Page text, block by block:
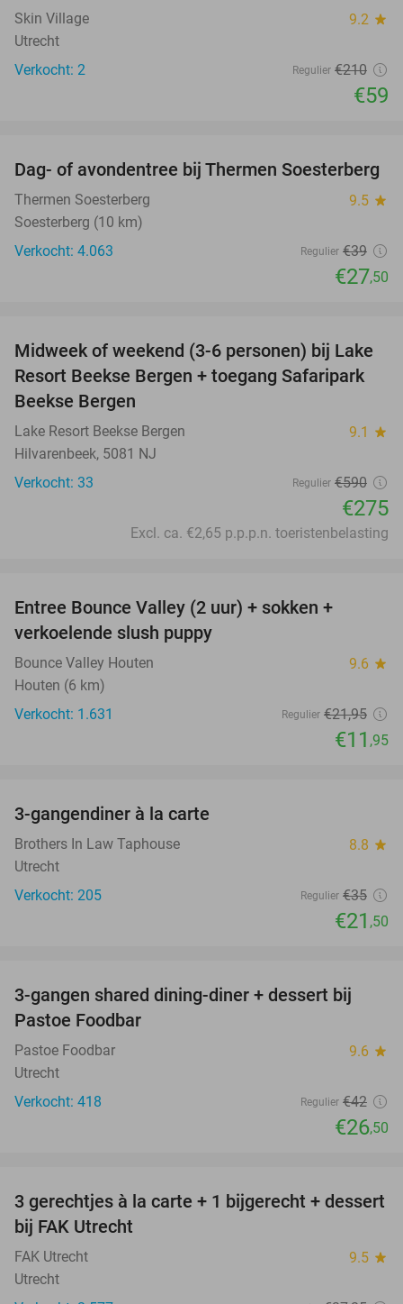
Skin Village 9.2 star
Utrecht
Verkocht: 2
Regulier €210
€59
29%
Dag- of avondentree bij Thermen Soesterberg
Thermen Soesterberg 9.5 star
Soesterberg (10 km)
Verkocht: 4.063
Regulier €39
€27,50
53%
Midweek of weekend (3-6 personen) bij Lake
Resort Beekse Bergen + toegang Safaripark
Beekse Bergen
Lake Resort Beekse Bergen 9.1 star
Hilvarenbeek, 5081 NJ
Verkocht: 33
Regulier €590
€275
Excl. ca. €2,65 p.p.p.n. toeristenbelasting
Entree Bounce Valley (2 uur) + sokken +
verkoelende slush puppy
Bounce Valley Houten 9.6 star
Houten (6 km)
Verkocht: 1.631
Regulier €21,95
€11 ,95
3-gangendiner à la carte
Brothers In Law Taphouse 8.8 star
Utrecht
Verkocht: 205
Regulier €35
€21 ,50
37%
3-gangen shared dining-diner + dessert bij
Pastoe Foodbar
Pastoe Foodbar 9.6 star
Utrecht
Verkocht: 418
Regulier €42
€26,50
40%
3 gerechtjes à la carte + 1 bijgerecht + dessert
bij FAK Utrecht
FAK Utrecht 9.5 star
Utrecht